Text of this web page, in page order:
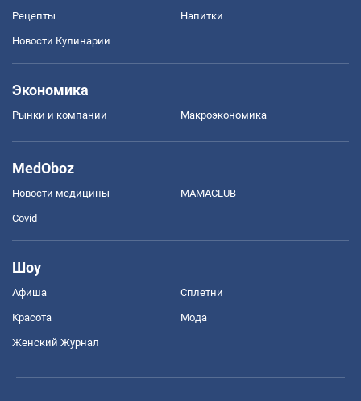
Рецепты Напитки
Новости Кулинарии
Экономика
Рынки и компании Mакроэкономика
MedOboz
Новости медицины MAMACLUB
Covid
Шоу
Афиша Сплетни
Красота Мода
Женский Журнал